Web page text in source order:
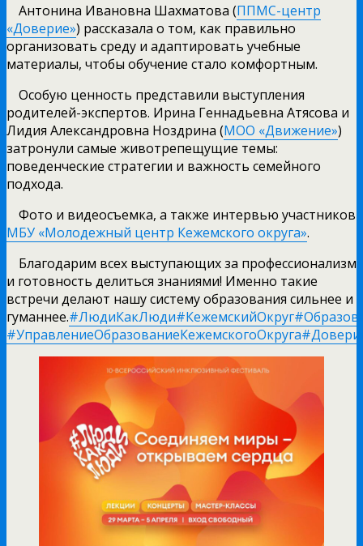
Антонина Ивановна Шахматова (ППМС-центр
«Доверие») рассказала о том, как правильно
организовать среду и адаптировать учебные
материалы, чтобы обучение стало комфортным.
Особую ценность представили выступления
родителей-экспертов. Ирина Геннадьевна Атясова и
Лидия Александровна Ноздрина (МОО «Движение»)
затронули самые животрепещущие темы:
поведенческие стратегии и важность семейного
подхода.
Фото и видеосъемка, а также интервью участников
МБУ «Молодежный центр Кежемского округа».
Благодарим всех выступающих за профессионализм
и готовность делиться знаниями! Именно такие
встречи делают нашу систему образования сильнее и
гуманнее.#ЛюдиКакЛюди#КежемскийОкруг
#УправлениеОбразованиеКежемскогоОкруга